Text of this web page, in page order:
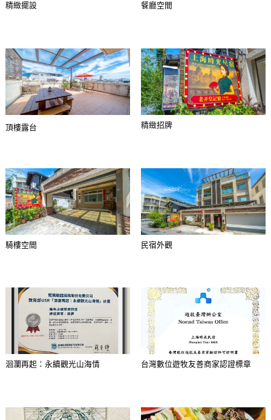
精緻擺設 餐廳空間
頂樓露台 精緻招牌
騎樓空間 民宿外觀
洄瀾再起：永續觀光山海情 台灣數位遊牧友善商家認證標章